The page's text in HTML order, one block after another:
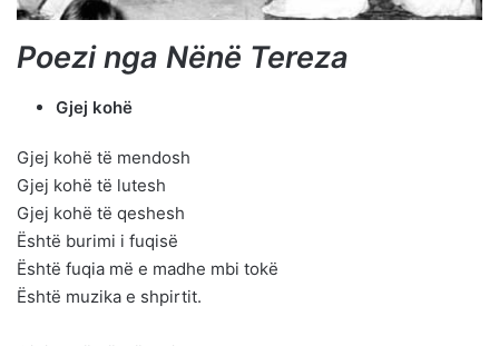
Poezi nga Nënë Tereza
Gjej kohë
Gjej kohë të mendosh
Gjej kohë të lutesh
Gjej kohë të qeshesh
Është burimi i fuqisë
Është fuqia më e madhe mbi tokë
Është muzika e shpirtit.